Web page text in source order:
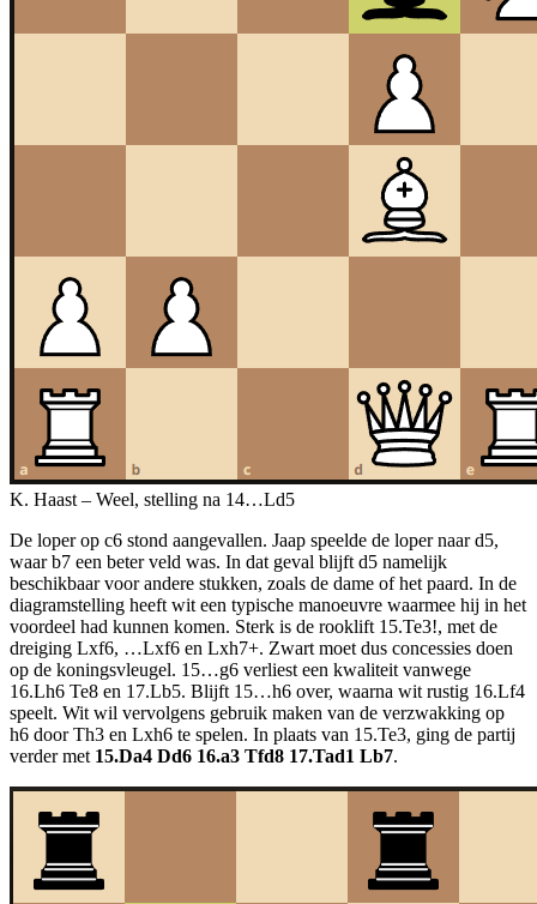
K. Haast – Weel, stelling na 14…Ld5
De loper op c6 stond aangevallen. Jaap speelde de loper naar d5,
waar b7 een beter veld was. In dat geval blijft d5 namelijk
beschikbaar voor andere stukken, zoals de dame of het paard. In de
diagramstelling heeft wit een typische manoeuvre waarmee hij in het
voordeel had kunnen komen. Sterk is de rooklift 15.Te3!, met de
dreiging Lxf6, …Lxf6 en Lxh7+. Zwart moet dus concessies doen
op de koningsvleugel. 15…g6 verliest een kwaliteit vanwege
16.Lh6 Te8 en 17.Lb5. Blijft 15…h6 over, waarna wit rustig 16.Lf4
speelt. Wit wil vervolgens gebruik maken van de verzwakking op
h6 door Th3 en Lxh6 te spelen. In plaats van 15.Te3, ging de partij
verder met 15.Da4 Dd6 16.a3 Tfd8 17.Tad1 Lb7.